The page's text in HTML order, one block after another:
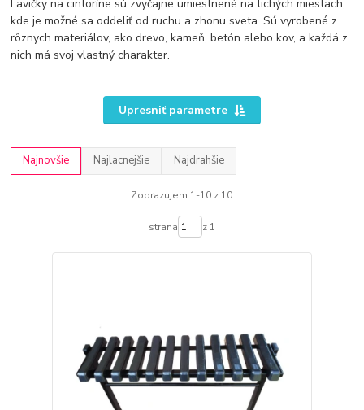
Lavičky na cintoríne sú zvyčajne umiestnené na tichých miestach,
kde je možné sa oddeliť od ruchu a zhonu sveta. Sú vyrobené z
rôznych materiálov, ako drevo, kameň, betón alebo kov, a každá z
nich má svoj vlastný charakter.
Upresniť parametre
Najnovšie Najlacnejšie Najdrahšie
Zobrazujem 1-10 z 10
strana z 1